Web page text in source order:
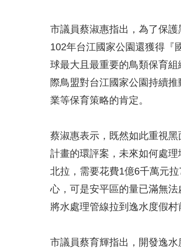
市議員蔡淑惠指出，為了保
102年台江國家公園還獲得『
球最大且最重要的鳥類保育
際鳥盟對台江國家公園持續
業等保育策略的肯定。
蔡淑惠表示，既然如此重視
計畫的環評案，未來如何處
北拉，需要花費1億6千萬元
心，可是安平區的量已滿無
將水處理管線拉到逸水度假
市議員蔡育輝指出，開發逸